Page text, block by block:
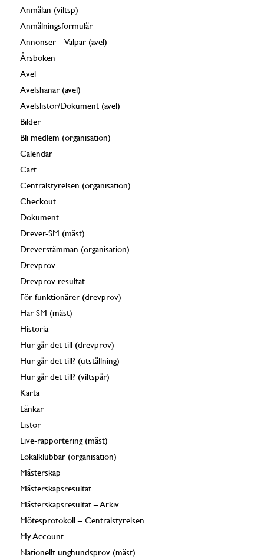
Anmälan (viltsp)
Anmälningsformulär
Annonser – Valpar (avel)
Årsboken
Avel
Avelshanar (avel)
Avelslistor/Dokument (avel)
Bilder
Bli medlem (organisation)
Calendar
Cart
Centralstyrelsen (organisation)
Checkout
Dokument
Drever-SM (mäst)
Dreverstämman (organisation)
Drevprov
Drevprov resultat
För funktionärer (drevprov)
Har-SM (mäst)
Historia
Hur går det till (drevprov)
Hur går det till? (utställning)
Hur går det till? (viltspår)
Karta
Länkar
Listor
Live-rapportering (mäst)
Lokalklubbar (organisation)
Mästerskap
Mästerskapsresultat
Mästerskapsresultat – Arkiv
Mötesprotokoll – Centralstyrelsen
My Account
Nationellt unghundsprov (mäst)